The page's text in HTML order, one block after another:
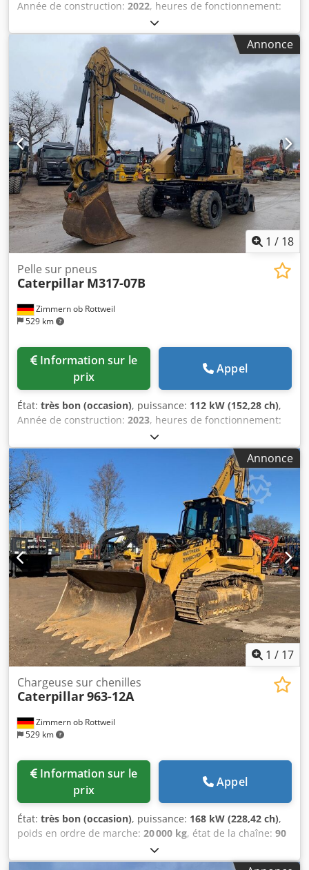
Année de construction: 2022, heures de fonctionnement:
climatisation
07B Année de fabrication : 2022 Heures de service : 2 857
h Cabine fermée Climatisation Radio Caméra de recul et
latérale Flèche réglable Bras : 2,50 m Pré-équipement
complet (marteau, grappin, cisaille) Attache rapide
OQ70/55 1 x godet Dcedpfx Aljyin Dboijk Système de
graissage centralisé Dimension des pneus : 10.00-20, env.
30 % restants Support de lame Moteur de 129 kW CE Poids
opérationnel : 19 t
Annonce
1 / 18
Zimmern ob Rottweil
529 km
Pelle sur pneus
Caterpillar M317-07B
prix
Appel
État: très bon (occasion), puissance: 112 kW (152,28 ch),
Année de construction: 2023, heures de fonctionnement:
cabine, climatisation
M317-07B Année de fabrication : 2023 Heures de
fonctionnement : 2 198 heures Cabine fermée
Climatisation Radio Caméra de recul et caméras latérales
Flèche à extension variable Bras : 2,50 m Djdpfeyi Tp Njx
Alisck Circuit hydraulique complet (pour marteau, grappin,
cisaille) Système de changement rapide OQ70/55 1 godet
Système de lubrification centralisée Taille des pneus :
10.00-20, usure d'environ 40 % Support de lame Moteur de
112 kW Conforme aux normes CE Poids en ordre de
marche : 18,4 tonnes.
Annonce
1 / 17
Zimmern ob Rottweil
529 km
Chargeuse sur chenilles
Caterpillar963-12A
prix
Appel
État: très bon (occasion), puissance: 168 kW (228,42 ch),
poids en ordre de marche: 20 000 kg, état de la chaîne: 90
, Année de construction:
fonctionnement:2 110 h, Équipement:climatisation,